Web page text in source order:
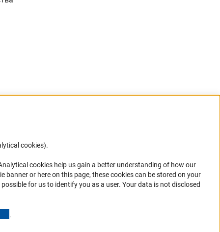
cookies).
cookies help us gain a better understanding of how our
or here on this page, these cookies can be stored on your
for us to identify you as a user. Your data is not disclosed
.